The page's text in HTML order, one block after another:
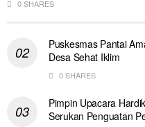
0 SHARES
Puskesmas Pantai
Desa Sehat Iklim
0 SHARES
Pimpin Upacara
Serukan Penguatan